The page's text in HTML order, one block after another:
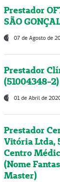
Prestador
SÃO
07 de Agosto de
Prestador
(51004348-2)
01 de Abril de
Prestador
Vitória Ltda,
Centro
(Nome
Master)